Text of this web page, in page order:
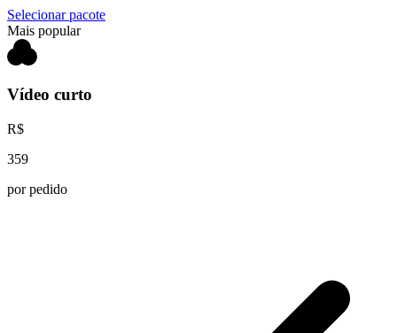
Selecionar pacote
Mais popular
Vídeo curto
R$
359
por pedido